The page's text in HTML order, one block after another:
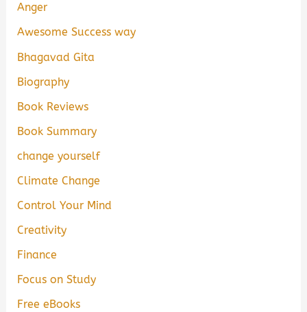
Anger
Awesome Success way
Bhagavad Gita
Biography
Book Reviews
Book Summary
change yourself
Climate Change
Control Your Mind
Creativity
Finance
Focus on Study
Free eBooks